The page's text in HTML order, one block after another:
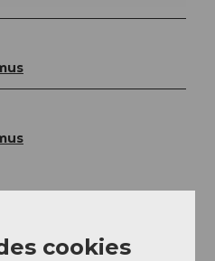
Regarder sur la carte
cookies